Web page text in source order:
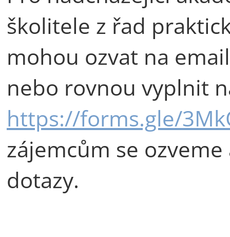
školitele z řad
mohou ozvat na
nebo rovnou vyplnit
https://forms.gle/
zájemcům se
dotazy.